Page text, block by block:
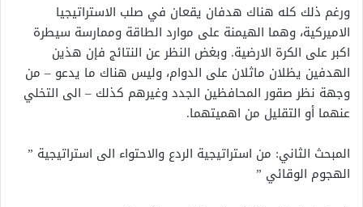
ورغم ذلك كله هناك هدفان يقعان في صلب الاستراتيجيا
الاميركية، وهما الهيمنة على موارد الطاقة وممارسة سيطرة
اكبر على الكرة الارضية. وبغض النظر عن النتائج فإن هذين
الهدفين يظلان ماثلان على الدوام، وليس هناك ما يدعو – من
وجهة نظر صقور المحافظين الجدد وغيرهم كذلك – الى التخلي
عنهما أو التقليل من اهميتهما.
المبحث الثاني: من استراتيجية الردع والاحتواء الى استراتيجية ”
الهجوم الوقائي ”